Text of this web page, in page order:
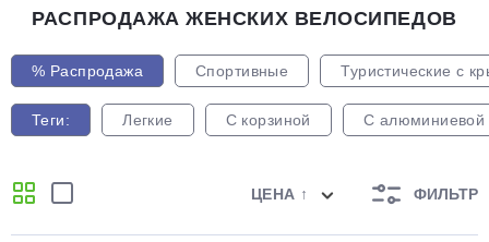
РАСПРОДАЖА ЖЕНСКИХ ВЕЛОСИПЕДОВ
% Распродажа Спортивные Туристические с
Теги: Легкие С корзиной С алюминиевой
ЦЕНА ↑ ФИЛЬТР